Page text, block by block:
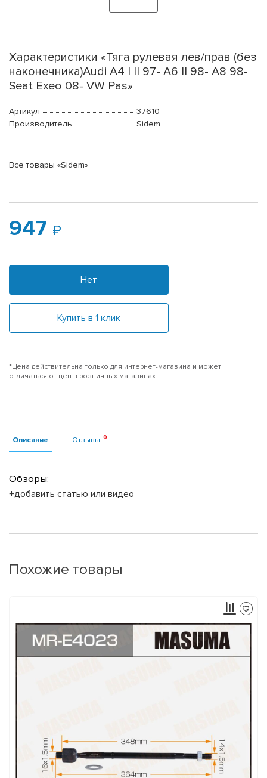
Характеристики «Тяга рулевая лев/прав (без
наконечника)Audi A4 I II 97- A6 II 98- A8 98-
Seat Exeo 08- VW Pas»
Артикул
37610
Производитель
Sidem
Все товары «Sidem»
947
Нет
Купить в 1 клик
*Цена действительна только для интернет-магазина и может
отличаться от цен в розничных магазинах
Описание Отзывы
Обзоры:
+добавить статью или видео
Похожие товары